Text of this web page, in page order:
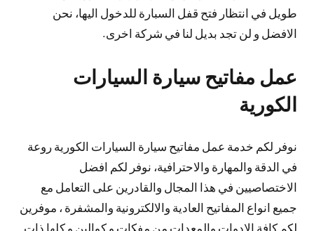
طويل في انتظار فتح قفل السبارة للدخول اليها، نحن
الافضل و لن تجد بديل لنا في شركة اخرى.
عمل مفاتيح سيارة السيارات
الكورية
نوفر لكم خدمة عمل مفاتيح سيارة السيارات الكورية روعة
في الدقة والمهارة والاحترافية، نوفر لكم افضل
الاختصاصيين في هذا المجال والقادرين على التعامل مع
جميع انواع المفاتيح العادية والالكترونية والمشفرة ، موفرين
لكم كافة الادوات والمعدات من مفكات و كوالين و كلها ذات